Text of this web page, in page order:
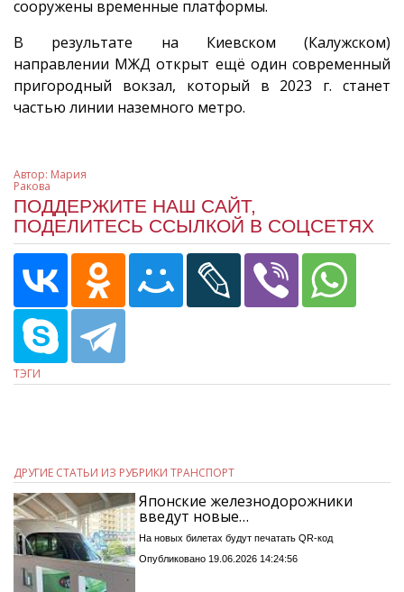
сооружены временные платформы.
В результате на Киевском (Калужском)
направлении МЖД открыт ещё один современный
пригородный вокзал, который в 2023 г. станет
частью линии наземного метро.
Автор: Мария
Ракова
ПОДДЕРЖИТЕ НАШ САЙТ,
ПОДЕЛИТЕСЬ ССЫЛКОЙ В СОЦСЕТЯХ
ТЭГИ
ДРУГИЕ СТАТЬИ ИЗ РУБРИКИ ТРАНСПОРТ
Японские железнодорожники
введут новые…
На новых билетах будут печатать QR-код
Опубликовано 19.06.2026 14:24:56